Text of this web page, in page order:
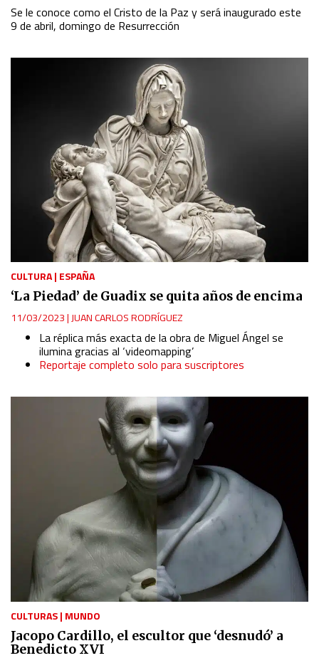
Se le conoce como el Cristo de la Paz y será inaugurado este
9 de abril, domingo de Resurrección
CULTURA| ESPAÑA
‘La Piedad’ de Guadix se quita años de encima
11/03/2023| JUAN CARLOS RODRÍGUEZ
La réplica más exacta de la obra de Miguel Ángel se
ilumina gracias al ‘videomapping’
Reportaje completo solo para suscriptores
CULTURAS| MUNDO
Jacopo Cardillo, el escultor que ‘desnudó’ a
Benedicto XVI